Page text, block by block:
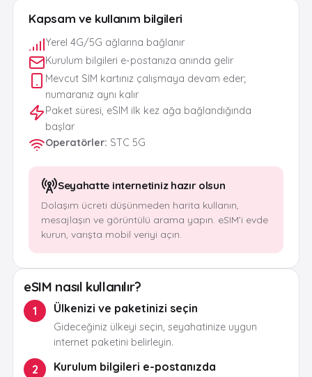
Kapsam ve kullanım bilgileri
Yerel 4G/5G ağlarına bağlanır
Kurulum bilgileri e-postanıza anında gelir
Mevcut SIM kartınız çalışmaya devam eder;
numaranız aynı kalır
Paket süresi, eSIM ilk kez ağa bağlandığında
başlar
Operatörler: STC 5G
Seyahatte internetiniz hazır olsun
Dolaşım ücreti düşünmeden harita kullanın,
mesajlaşın ve görüntülü arama yapın. eSIM’i evde
kurun, varışta mobil veriyi açın.
eSIM nasıl kullanılır?
1 Ülkenizi ve paketinizi seçin
Gideceğiniz ülkeyi seçin, seyahatinize uygun
internet paketini belirleyin.
2 Kurulum bilgileri e-postanızda